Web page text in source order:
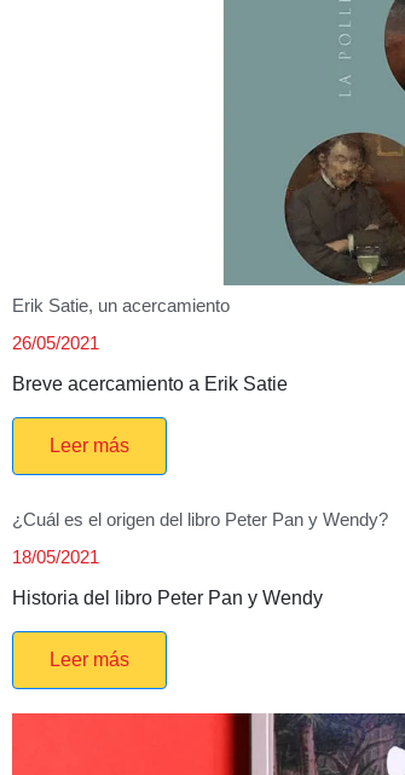
Erik Satie, un acercamiento
26/05/2021
Breve acercamiento a Erik Satie
Leer más
¿Cuál es el origen del libro Peter Pan y Wendy?
18/05/2021
Historia del libro Peter Pan y Wendy
Leer más